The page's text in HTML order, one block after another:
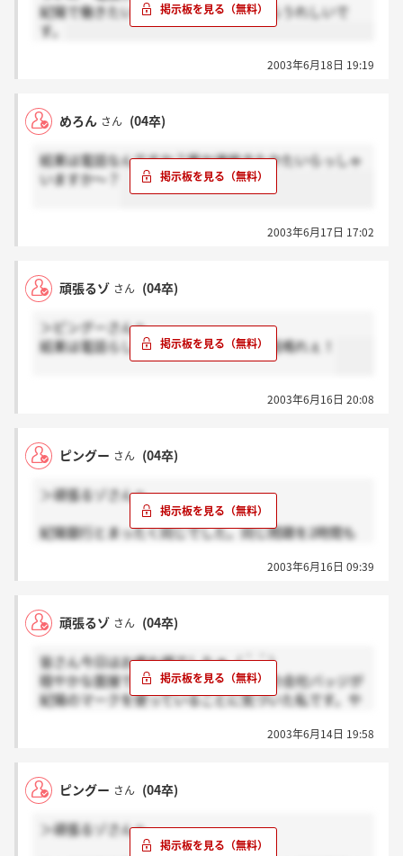
紀陽で働きたいとずっと思っていたからうれしいで
す。
2003年6月18日 19:19
めろん さん (04卒)
結果は電話なんですか？誰か連絡きたかたいらっしゃ
いますか～？
2003年6月17日 17:02
頑張るゾ さん (04卒)
＞ピングーさんへ
結果は電話らしいです。あぁ～早く電話鳴れぇ！
2003年6月16日 20:08
ピングー さん (04卒)
＞頑張るゾさんへ
紀陽銀行とまったく同じでした。同じ問題を2時間も
てしまいました。結果が輸送かな？それとも電話か
2003年6月16日 09:39
頑張るゾ さん (04卒)
皆さん今日はお疲れ様でしたぁ（＾＾）
穏やかな面接でしたねぇ。そして陽和の会社バッジが
紀陽のマークを使っていることに気づいた私です。や
今日の筆記、紀陽の総合職のときの筆記の内容と同じ
じゃなっかたですか？？（＾＾；
2003年6月14日 19:58
ピングー さん (04卒)
＞頑張るゾさんへ